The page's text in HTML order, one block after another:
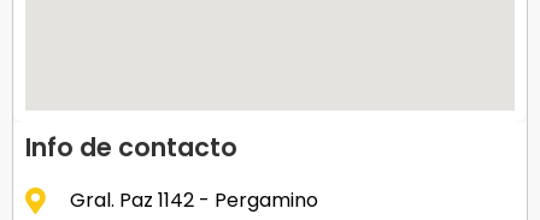
Info de contacto
Gral. Paz 1142 - Pergamino